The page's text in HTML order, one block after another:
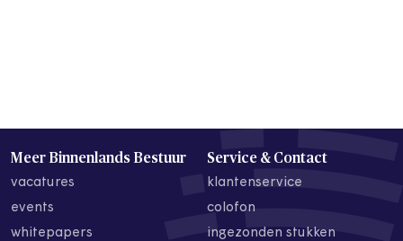
Meer Binnenlands Bestuur
vacatures
events
whitepapers
Service & Contact
klantenservice
colofon
ingezonden stukken